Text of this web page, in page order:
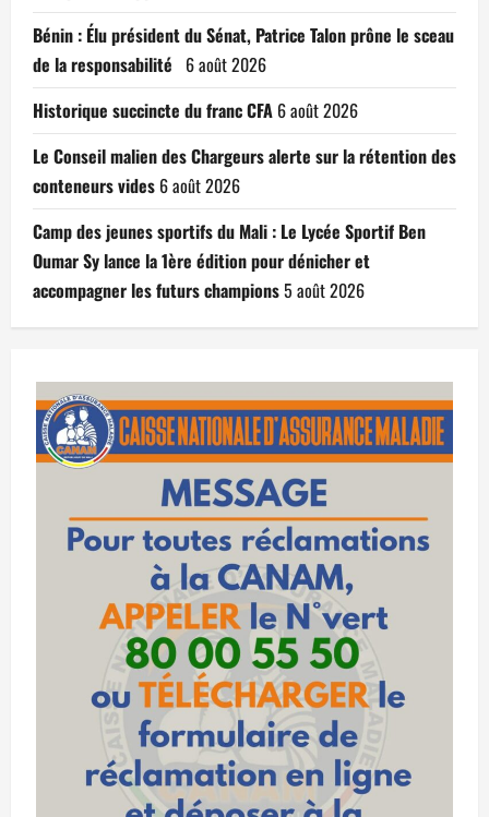
Bénin : Élu président du Sénat, Patrice Talon prône le sceau
de la responsabilité 6 août 2026
Historique succincte du franc CFA 6 août 2026
Le Conseil malien des Chargeurs alerte sur la rétention des
conteneurs vides 6 août 2026
Camp des jeunes sportifs du Mali : Le Lycée Sportif Ben
Oumar Sy lance la 1ère édition pour dénicher et
accompagner les futurs champions5 août 2026